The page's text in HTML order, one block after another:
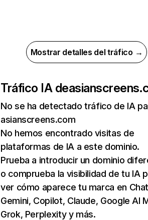
Mostrar detalles del tráfico →
Tráfico IA de
No se ha detectado tráfico de IA
asianscreens.com
No hemos encontrado visitas de
plataformas de IA a este dominio.
Prueba a introducir un dominio
o comprueba la visibilidad de tu IA
ver cómo aparece tu marca en
Gemini, Copilot, Claude, Google AI
Grok, Perplexity y más.